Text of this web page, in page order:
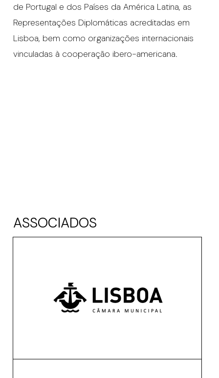
de Portugal e dos Países da América Latina, as
Representações Diplomáticas acreditadas em
Lisboa, bem como organizações internacionais
vinculadas à cooperação ibero-americana.
ASSOCIADOS